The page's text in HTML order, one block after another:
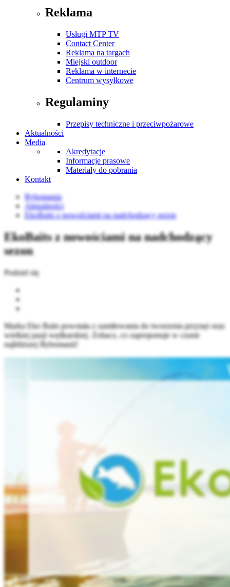
Reklama
Usługi MTP TV
Contact Center
Reklama na targach
Miejski outdoor
Reklama w internecie
Centrum wysyłkowe
Regulaminy
Przepisy techniczne i przeciwpożarowe
Aktualności
Media
Akredytacje
Informacje prasowe
Materiały do pobrania
Kontakt
Rybomania
Aktualności
EkoBaits z nowościami na nadchodzący sezon
EkoBaits z nowościami na nadchodzący
sezon
Podziel się
Marka Eko Baits powstała z zamiłowania do tworzenia przynęt oraz
wielkiej pasji wędkarskiej. Zobacz, co zaproponuje w czasie
najbliższej Rybomanii!